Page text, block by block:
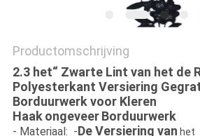
Productomschrijving
2.3 het“ Zwarte Lint van het de
Polyesterkant Versiering
Borduurwerk voor Kleren
HaakongeveerBorduurwerk
- Materiaal: -De Versiering van het